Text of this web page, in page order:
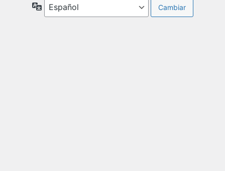
Idioma